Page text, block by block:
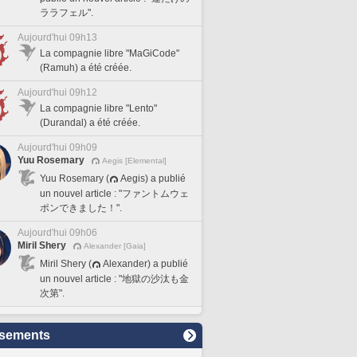
ララフェル".
Aujourd'hui 09h13
La compagnie libre "MaGiCode"
(Ramuh) a été créée.
Aujourd'hui 09h12
La compagnie libre "Lento"
(Durandal) a été créée.
Aujourd'hui 09h09
Yuu Rosemary
Aegis [Elemental]
Yuu Rosemary (
Aegis) a publié
un nouvel article : "ファントムウェ
ポンできました！".
Aujourd'hui 09h06
Miril Shery
Alexander [Gaia]
Miril Shery (
Alexander) a publié
un nouvel article : "地獄の沙汰も金
次第".